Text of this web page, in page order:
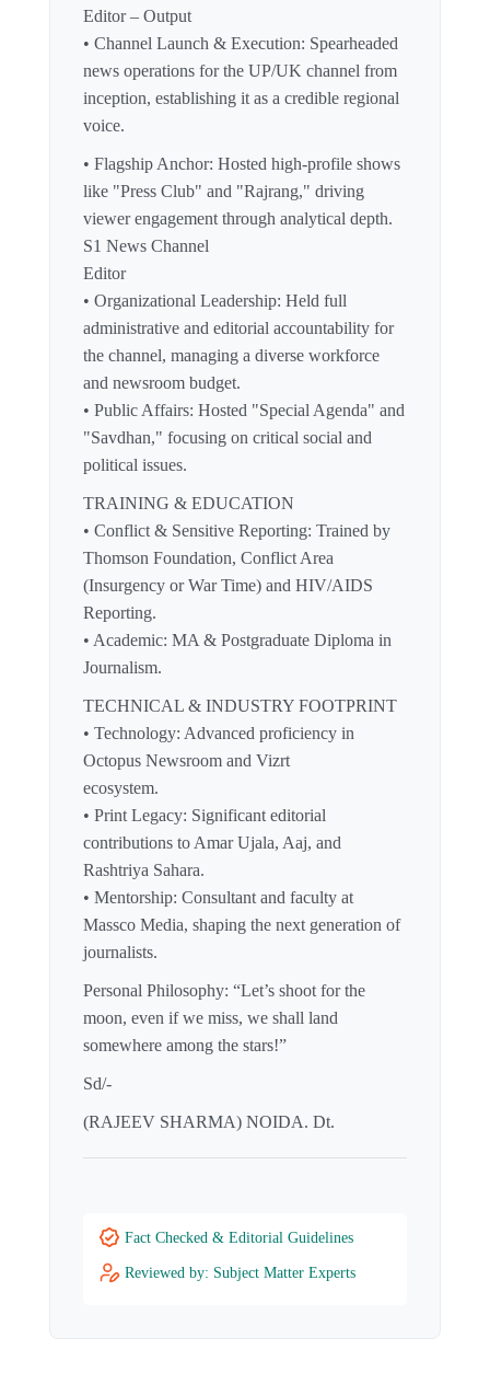
Editor – Output
• Channel Launch & Execution: Spearheaded
news operations for the UP/UK channel from
inception, establishing it as a credible regional
voice.
• Flagship Anchor: Hosted high-profile shows
like "Press Club" and "Rajrang," driving
viewer engagement through analytical depth.
S1 News Channel
Editor
• Organizational Leadership: Held full
administrative and editorial accountability for
the channel, managing a diverse workforce
and newsroom budget.
• Public Affairs: Hosted "Special Agenda" and
"Savdhan," focusing on critical social and
political issues.
TRAINING & EDUCATION
• Conflict & Sensitive Reporting: Trained by
Thomson Foundation, Conflict Area
(Insurgency or War Time) and HIV/AIDS
Reporting.
• Academic: MA & Postgraduate Diploma in
Journalism.
TECHNICAL & INDUSTRY FOOTPRINT
• Technology: Advanced proficiency in
Octopus Newsroom and Vizrt
ecosystem.
• Print Legacy: Significant editorial
contributions to Amar Ujala, Aaj, and
Rashtriya Sahara.
• Mentorship: Consultant and faculty at
Massco Media, shaping the next generation of
journalists.
Personal Philosophy: “Let’s shoot for the
moon, even if we miss, we shall land
somewhere among the stars!”
Sd/-
(RAJEEV SHARMA) NOIDA. Dt.
Fact Checked & Editorial Guidelines
Reviewed by: Subject Matter Experts